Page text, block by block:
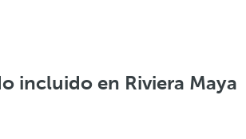
incluido en Riviera Maya